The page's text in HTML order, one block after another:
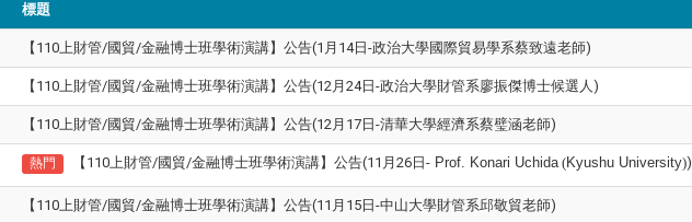
標題
【110上財管/國貿/金融博士班學術演講】公告(1月14日-政治大學國際貿易學系蔡致遠老師)
【110上財管/國貿/金融博士班學術演講】公告(12月24日-政治大學財管系廖振傑博士候選人)
【110上財管/國貿/金融博士班學術演講】公告(12月17日-清華大學經濟系蔡璧涵老師)
熱門 【110上財管/國貿/金融博士班學術演講】公告(11月26日- Prof. Konari Uchida(Kyushu University))
【110上財管/國貿/金融博士班學術演講】公告(11月15日-中山大學財管系邱敬貿老師)